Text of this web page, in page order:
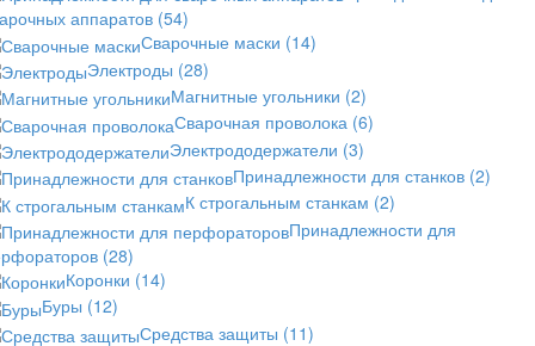
аппаратов (54)
Сварочные маски (14)
Электроды (28)
Магнитные угольники (2)
Сварочная проволока (6)
Электрододержатели (3)
Принадлежности для станков (2)
К строгальным станкам (2)
Принадлежности для
(28)
Коронки (14)
Буры (12)
Средства защиты (11)